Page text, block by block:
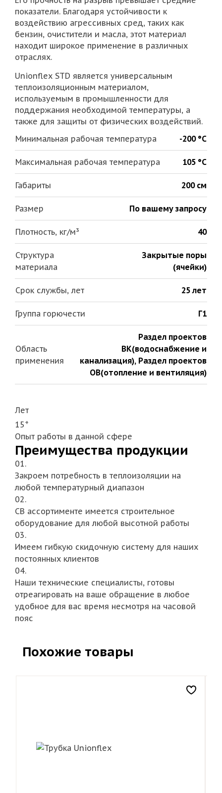
показатели. Благодаря устойчивости к
воздействию агрессивных сред, таких как
бензин, очистители и масла, этот материал
находит широкое применение в различных
отраслях.
Unionflex STD является универсальным
теплоизоляционным материалом,
используемым в промышленности для
поддержания необходимой температуры, а
также для защиты от физических воздействий.
Минимальная рабочая температура
-200 °С
Максимальная рабочая температура 105 °С
Габариты 200 см
Размер По вашему запросу
Плотность, кг/м³ 40
Структура
материала
Закрытые поры
(ячейки)
Срок службы, лет 25 лет
Группа горючести Г1
Область
применения
Раздел проектов
ВК(водоснабжение и
канализация), Раздел проектов
ОВ(отопление и вентиляция)
Лет
15+
Опыт работы в данной сфере
Преимущества продукции
01.
Закроем потребность в теплоизоляции на
любой температурный диапазон
02.
СВ ассортименте имеется строительное
оборудование для любой высотной работы
03.
Имеем гибкую скидочную систему для наших
постоянных клиентов
04.
Наши технические специалисты, готовы
отреагировать на ваше обращение в любое
удобное для вас время несмотря на часовой
пояс
Похожие товары